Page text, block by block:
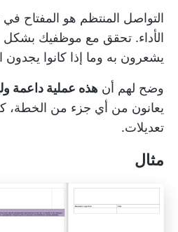
التواصل المنتظم هو المفتاح
الأداء. تحقق مع موظفيك بشكل
يشعرون به وما إذا كانوا يجدون
وضح لهم أن هذه عملية داعمة
يعانون من أي جزء من الخطة،
تعديلات.
مثال